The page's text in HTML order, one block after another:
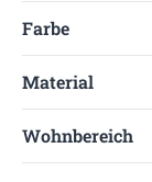
Farbe
Material
Wohnbereich